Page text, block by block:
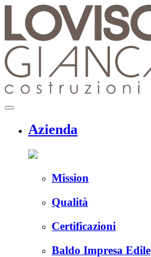
content
menu
Azienda
Mission
Qualità
Certificazioni
Baldo Impresa Edile